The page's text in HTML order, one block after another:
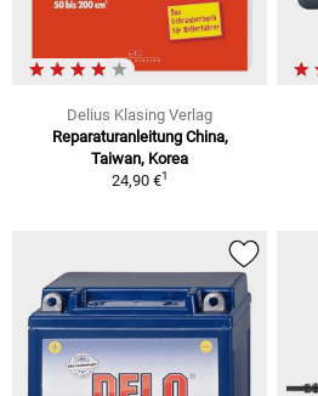
Delius Klasing Verlag
Reparaturanleitung China,
Taiwan, Korea
24,90 €1